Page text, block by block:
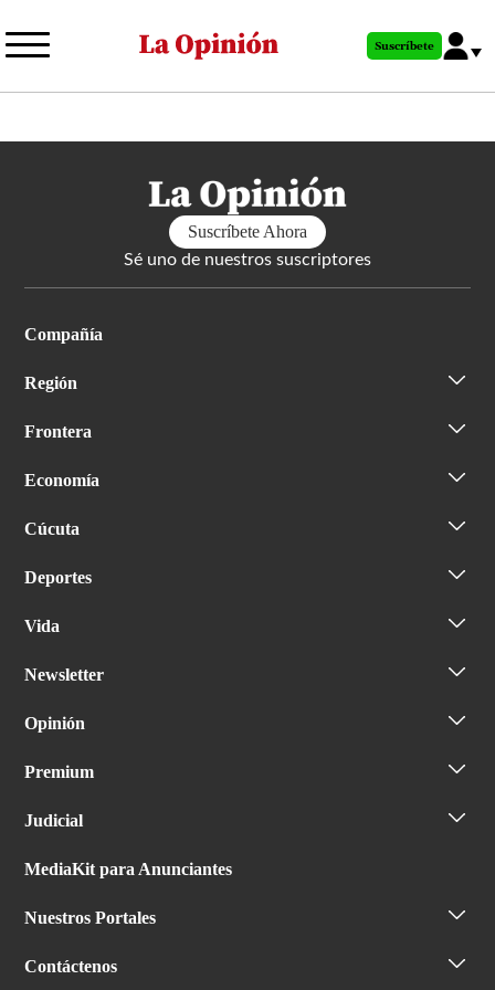
al
principal
Suscríbete
Suscríbete Ahora
Sé uno de nuestros suscriptores
Compañía
Región
Frontera
Economía
Cúcuta
Deportes
Vida
Newsletter
Opinión
Premium
Judicial
MediaKit para Anunciantes
Nuestros Portales
Contáctenos